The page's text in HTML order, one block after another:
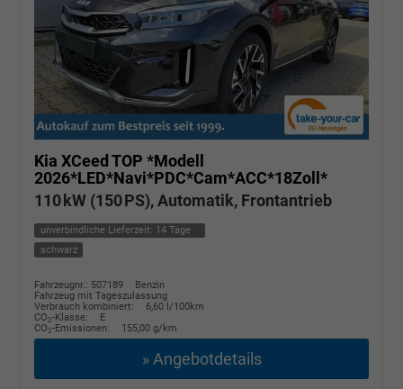
Kia XCeed TOP *Modell
2026*LED*Navi*PDC*Cam*ACC*18Zoll*
110 kW (150 PS), Automatik, Frontantrieb
unverbindliche Lieferzeit: 14 Tage
schwarz
Fahrzeugnr.: 507189
Benzin
Fahrzeug mit Tageszulassung
Verbrauch kombiniert:
6,60 l/100km
CO2-Klasse:
E
CO2-Emissionen: 155,00 g/km
» Angebotdetails